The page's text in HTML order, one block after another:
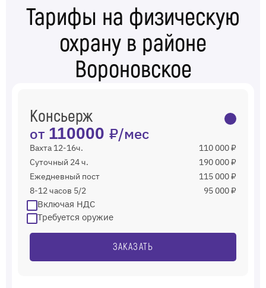
Тарифы на физическую
охрану в районе
Вороновское
Консьерж
от 110000 ₽/мес
Вахта 12-16ч.
110 000 ₽
Суточный 24 ч.
190 000 ₽
Ежедневный пост
115 000 ₽
8-12 часов 5/2
95 000 ₽
Включая НДС
Требуется оружие
ЗАКАЗАТЬ